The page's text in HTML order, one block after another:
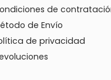
de
de Envío
de privacidad